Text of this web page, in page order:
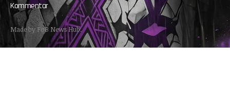
Kommentar
Made by FoB News Hub.